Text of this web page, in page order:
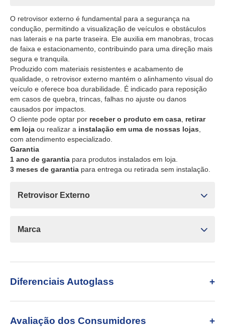
O retrovisor externo é fundamental para a segurança na
condução, permitindo a visualização de veículos e obstáculos
nas laterais e na parte traseira. Ele auxilia em manobras, trocas
de faixa e estacionamento, contribuindo para uma direção mais
segura e tranquila.
Produzido com materiais resistentes e acabamento de
qualidade, o retrovisor externo mantém o alinhamento visual do
veículo e oferece boa durabilidade. É indicado para reposição
em casos de quebra, trincas, falhas no ajuste ou danos
causados por impactos.
O cliente pode optar por receber o produto em casa retirar
em loja ou realizar a instalação em uma de nossas lojas
com atendimento especializado.
Garantia
1 ano de garantia para produtos instalados em loja.
3 meses de garantia para entrega ou retirada sem instalação.
Retrovisor Externo
Marca
Diferenciais Autoglass
Avaliação dos Consumidores